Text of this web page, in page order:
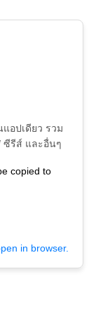
อปเดียว รวม
ซีรีส์ และอื่นๆ
copied to
in browser.